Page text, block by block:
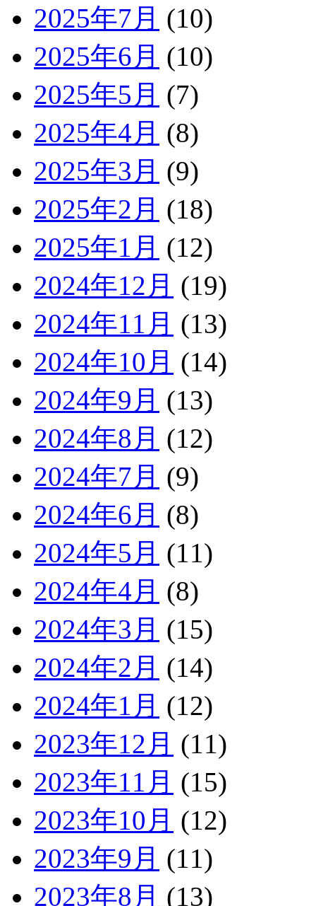
2025年7月 (10)
2025年6月 (10)
2025年5月 (7)
2025年4月 (8)
2025年3月 (9)
2025年2月 (18)
2025年1月 (12)
2024年12月 (19)
2024年11月 (13)
2024年10月 (14)
2024年9月 (13)
2024年8月 (12)
2024年7月 (9)
2024年6月 (8)
2024年5月 (11)
2024年4月 (8)
2024年3月 (15)
2024年2月 (14)
2024年1月 (12)
2023年12月 (11)
2023年11月 (15)
2023年10月 (12)
2023年9月 (11)
2023年8月 (13)